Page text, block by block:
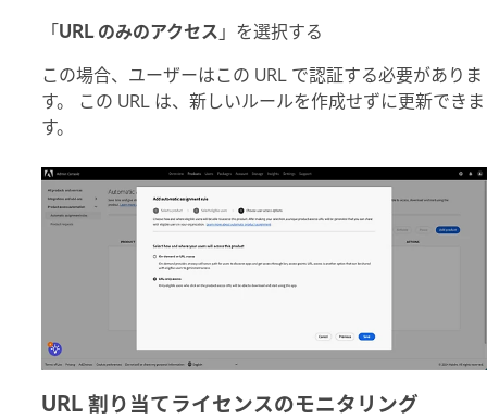
「URL のみのアクセス 」を選択する
この場合、ユーザーはこの URL で認証する必要がありま
す。 この URL は、新しいルールを作成せずに更新できま
す。
URL 割り当てライセンスのモニタリング